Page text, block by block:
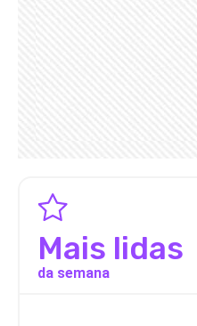
Mais lidas
da semana